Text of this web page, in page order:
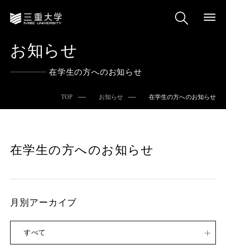
お知らせ
在学生の方へのお知らせ
TOP お知らせ 在学生の方へのお知らせ
在学生の方へのお知らせ
月別アーカイブ
すべて